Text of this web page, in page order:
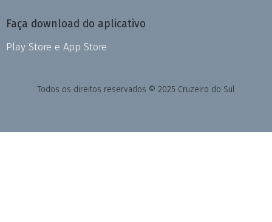
Faça download do aplicativo
Play Store e App Store
Todos os direitos reservados © 2025 Cruzeiro do Sul